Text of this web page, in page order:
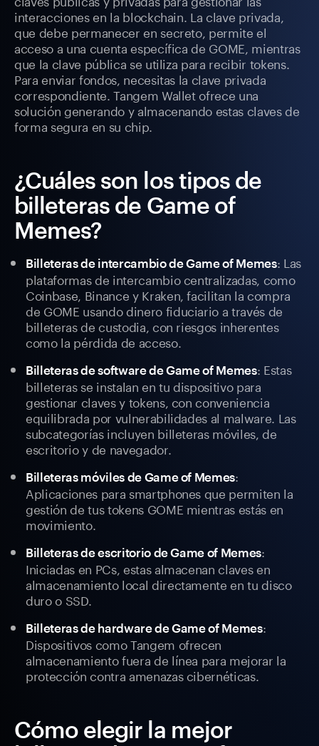
interacciones en la blockchain. La clave privada,
que debe permanecer en secreto, permite el
acceso a una cuenta específica de GOME, mientras
que la clave pública se utiliza para recibir tokens.
Para enviar fondos, necesitas la clave privada
correspondiente. Tangem Wallet ofrece una
solución generando y almacenando estas claves de
forma segura en su chip.
¿Cuáles son los tipos de
billeteras de Game of
Memes?
Billeteras de intercambio de Game of Memes: Las
plataformas de intercambio centralizadas, como
Coinbase, Binance y Kraken, facilitan la compra
de GOME usando dinero fiduciario a través de
billeteras de custodia, con riesgos inherentes
como la pérdida de acceso.
Billeteras de software de Game of Memes: Estas
billeteras se instalan en tu dispositivo para
gestionar claves y tokens, con conveniencia
equilibrada por vulnerabilidades al malware. Las
subcategorías incluyen billeteras móviles, de
escritorio y de navegador.
Billeteras móviles de Game of Memes:
Aplicaciones para smartphones que permiten la
gestión de tus tokens GOME mientras estás en
movimiento.
Billeteras de escritorio de Game of Memes:
Iniciadas en PCs, estas almacenan claves en
almacenamiento local directamente en tu disco
duro o SSD.
Billeteras de hardware de Game of Memes:
Dispositivos como Tangem ofrecen
almacenamiento fuera de línea para mejorar la
protección contra amenazas cibernéticas.
Cómo elegir la mejor